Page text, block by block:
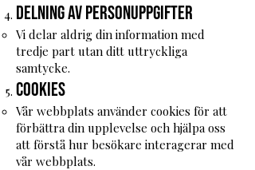
Delning av personuppgifter
Vi delar aldrig din information med
tredje part utan ditt uttryckliga
samtycke.
Cookies
Vår webbplats använder cookies för att
förbättra din upplevelse och hjälpa oss
att förstå hur besökare interagerar med
vår webbplats.